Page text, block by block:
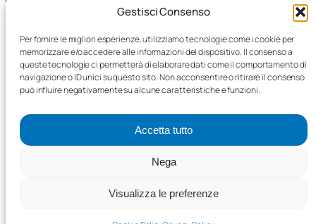
Gestisci Consenso
Per fornire le migliori esperienze, utilizziamo tecnologie come i cookie per
memorizzare e/o accedere alle informazioni del dispositivo. Il consenso a
queste tecnologie ci permetterà di elaborare dati come il comportamento di
navigazione o ID unici su questo sito. Non acconsentire o ritirare il consenso
può influire negativamente su alcune caratteristiche e funzioni.
Accetta tutto
Nega
Visualizza le preferenze
CONTATTO RAPIDO
Facebook
©2025 MTC Automotive s.r.l. . Tutti i diritti riservati. – P.I.